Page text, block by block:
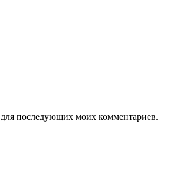
для последующих моих комментариев.